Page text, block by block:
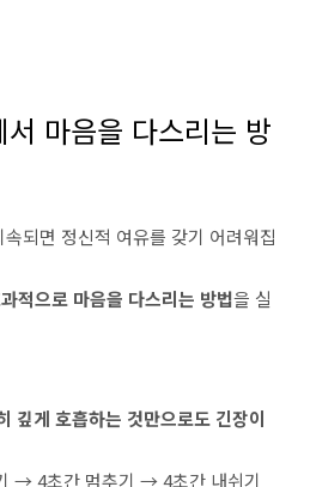
마음을 다스리는 방
되면 정신적 여유를 갖기 어려워집
적으로 마음을 다스리는 방법을 실
깊게 호흡하는 것만으로도 긴장이
→ 4초간 멈추기 → 4초간 내쉬기